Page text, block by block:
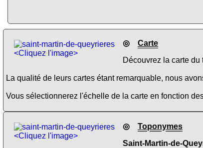
<Cliquez l'image>
◎ Carte
Découvrez la carte du
La qualité de leurs cartes étant remarquable, nous
Vous sélectionnerez l'échelle de la carte en fonction
<Cliquez l'image>
◎ Toponymes
Saint-Martin-de-